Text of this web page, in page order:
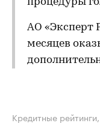
АО «Эксперт
месяцев
Кредитные